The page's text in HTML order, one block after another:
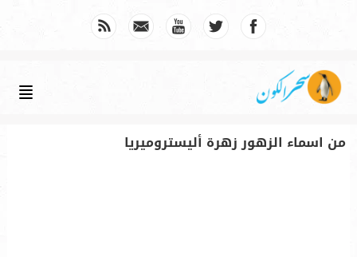
من اسماء الزهور زهرة أليستروميريا